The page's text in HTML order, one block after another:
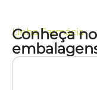
LinhaFarmácia
Conheça